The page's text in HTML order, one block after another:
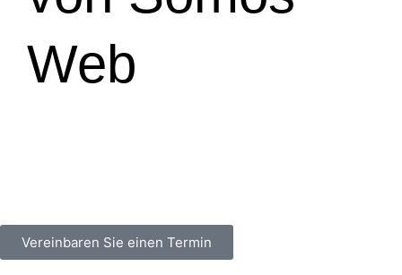
Web
Vereinbaren Sie einen Termin